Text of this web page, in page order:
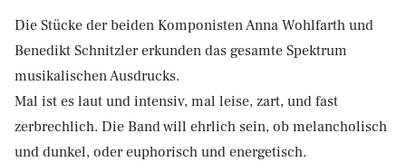
Die Stücke der beiden Komponisten Anna Wohlfarth und
Benedikt Schnitzler erkunden das gesamte Spektrum
musikalischen Ausdrucks.
Mal ist es laut und intensiv, mal leise, zart, und fast
zerbrechlich. Die Band will ehrlich sein, ob melancholisch
und dunkel, oder euphorisch und energetisch.